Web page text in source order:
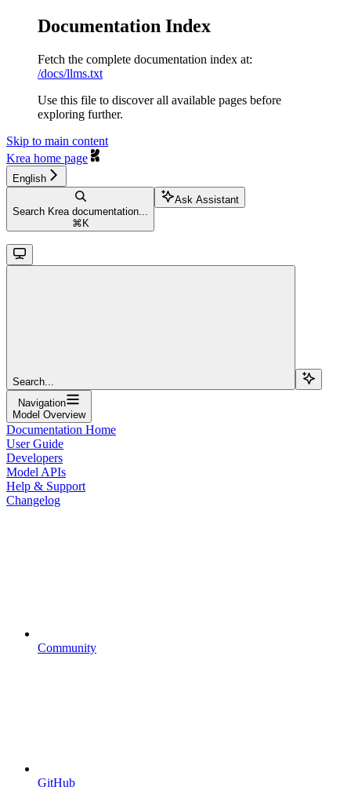
Documentation Index
Fetch the complete documentation index at:
/docs/llms.txt
Use this file to discover all available pages before
exploring further.
Skip to main content
Krea home page
English
Search Krea documentation...
⌘ K
Ask Assistant
Search...
Navigation
Model Overview
Documentation Home
User Guide
Developers
Model APIs
Help & Support
Changelog
Community
GitHub